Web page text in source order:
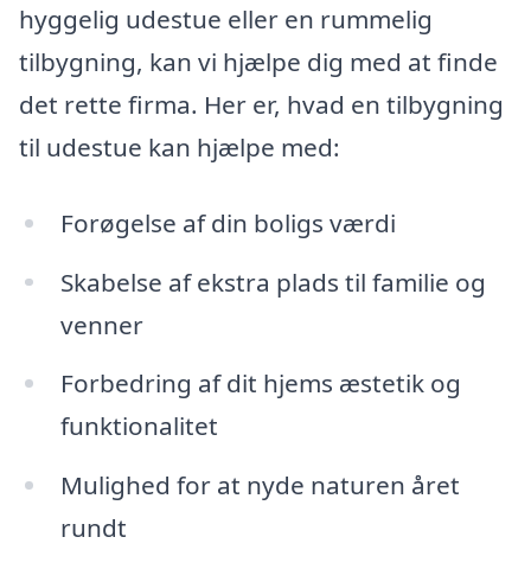
hyggelig udestue eller en rummelig
tilbygning, kan vi hjælpe dig med at finde
det rette firma. Her er, hvad en tilbygning
til udestue kan hjælpe med:
Forøgelse af din boligs værdi
Skabelse af ekstra plads til familie og
venner
Forbedring af dit hjems æstetik og
funktionalitet
Mulighed for at nyde naturen året
rundt